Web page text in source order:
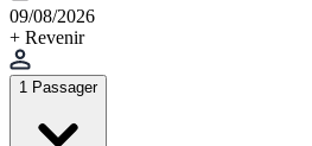
09/08/2026
+ Revenir
1 Passager